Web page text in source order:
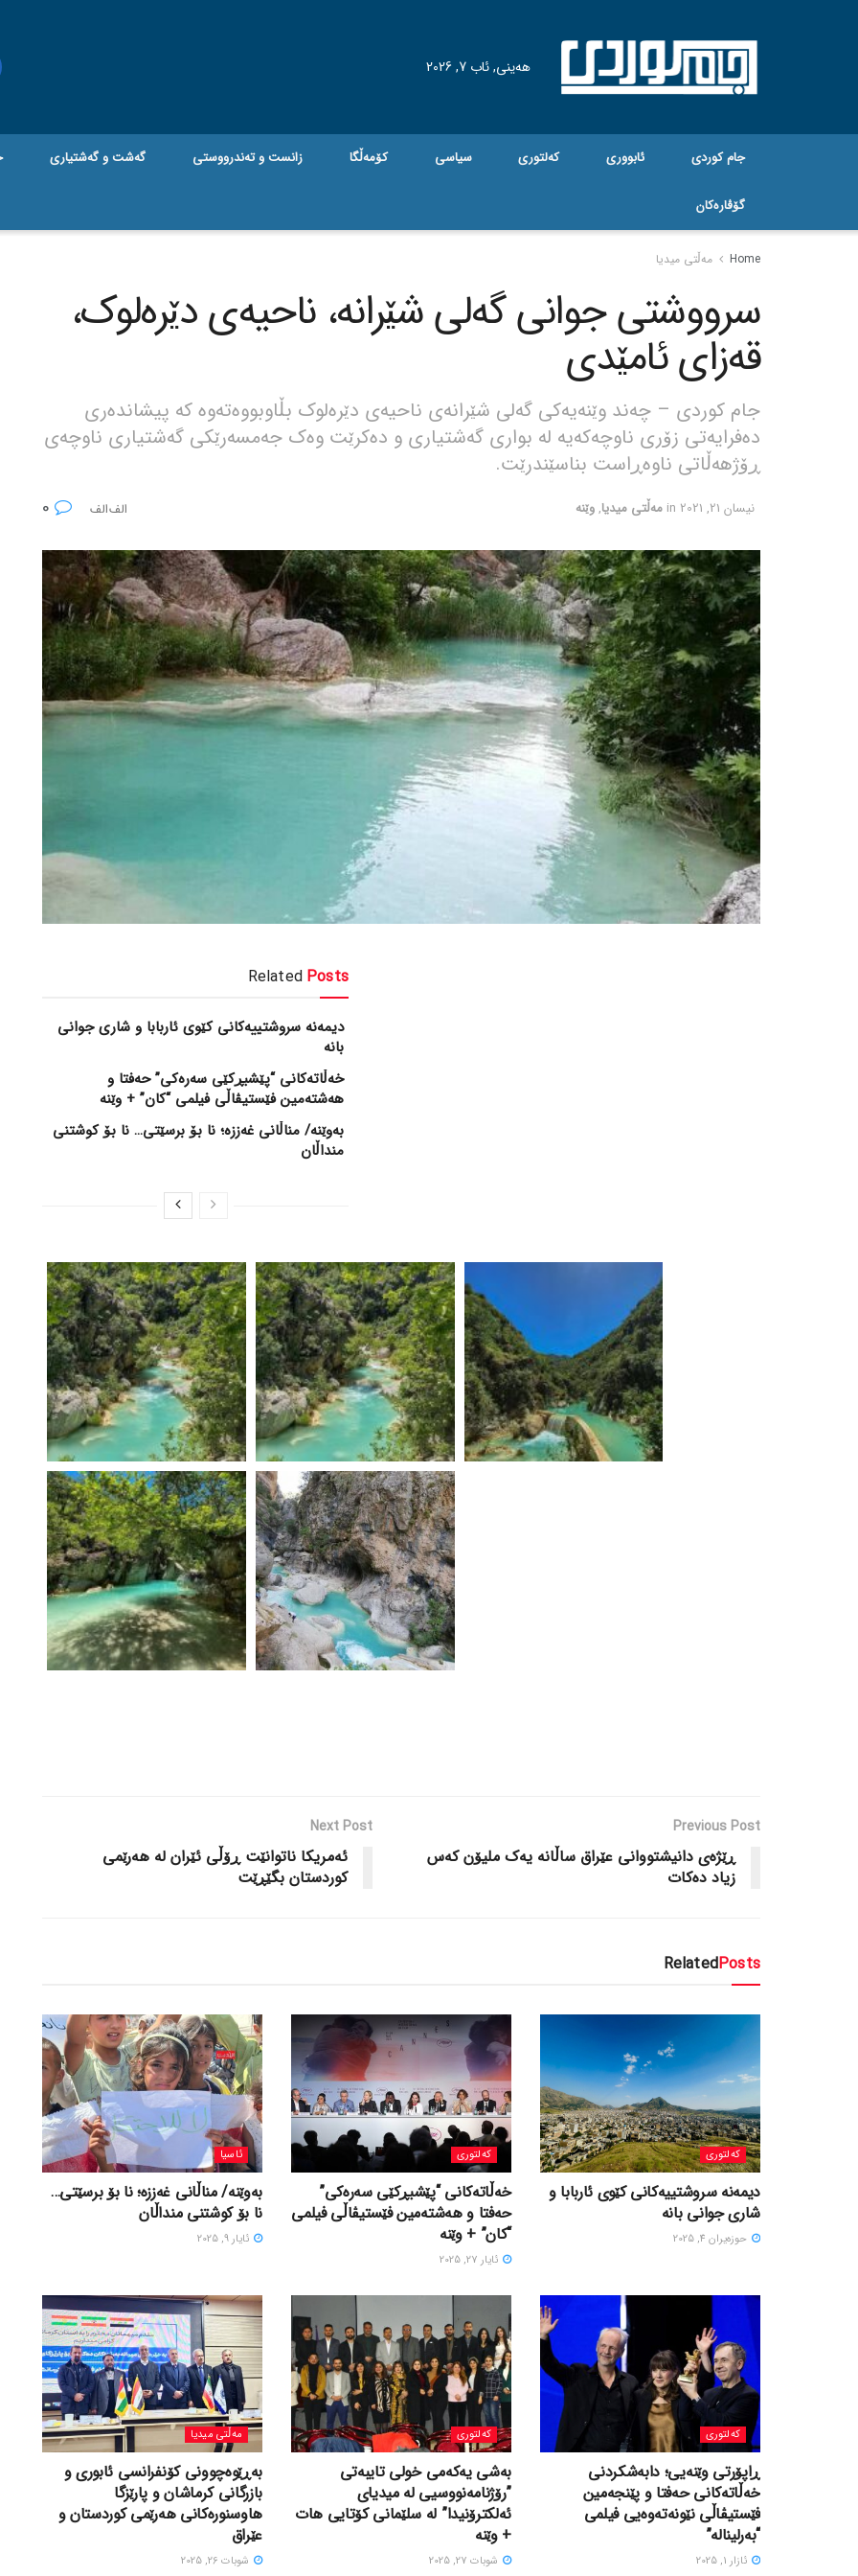
هه‌ینی, ئاب 7, 2026
جام کوردی ئابووری کەلتوری سیاسی کۆمەڵگا زانست و تەندرووستی گه‌شت و گه‌شتیاری
گۆڤاره‌کان
Home مەڵتی میدیا
سرووشتی جوانی گەلی شێرانە، ناحیەی دێرەلوک،
قەزای ئامێدی
جام کوردی – چەند وێنەیەکی گەلی شێرانەی ناحیەی دێرەلوک بڵاوبووەتەوە کە پیشاندەری
دەفرایەتی زۆری ناوچەکەیە لە بواری گەشتیاری و دەکرێت وەک جەمسەرێکی گەشتیاری ناوچەی
ڕۆژهەڵاتی ناوەڕاست بناسێندرێت.
نیسان 21, 2021 in مەڵتی میدیا,وێنە
Related Posts
‎دیمەنە سروشتییەكانی كێوی ئاربابا و شاری جوانی
بانە
خه‌ڵاته‌کانی “پێشبڕکێی سه‌ره‌کی” حه‌فتا و
هه‌شته‌مین فێستیڤاڵی فیلمی “کان” + وێنە
بەوێنە/ مناڵانی غەززە؛ نا بۆ برسێتی… نا بۆ کوشتنی
منداڵان
Previous Post
ڕێژەی دانیشتووانی عێراق ساڵانە یەک ملیۆن کەس
زیاد دەکات
Next Post
ئەمریکا ناتوانێت ڕۆڵی ئێران لە هەرێمی
کوردستان بگێڕێت
RelatedPosts
کەلتوری
‎دیمەنە سروشتییەكانی كێوی ئاربابا و
شاری جوانی بانە
حوزه‌یران 4, 2025
کەلتوری
خه‌ڵاته‌کانی “پێشبڕکێی سه‌ره‌کی”
حه‌فتا و هه‌شته‌مین فێستیڤاڵی فیلمی
“کان” + وێنە
ئایار 27, 2025
ئاسیا
بەوێنە/ مناڵانی غەززە؛ نا بۆ برسێتی…
نا بۆ کوشتنی منداڵان
ئایار 9, 2025
کەلتوری
ڕاپۆرتی وێنەیی؛ دابەشکردنی
خه‌ڵاته‌کانی حه‌فتا و پێنجه‌مین
فێستیڤاڵی نێونه‌ته‌وه‌یی فیلمی
“بەرلیناله”
ئازار 1, 2025
کەلتوری
بەشی یەکەمی خولی تایبەتی
”رۆژنامەنووسیی لە میدیای
ئەلكترۆنیدا” لە سلێمانی کۆتایی هات
+ وێنە
شوبات 27, 2025
مەڵتی میدیا
بەڕێوەچوونی کۆنفرانسی ئابوری و
بازرگانی کرماشان و پارێزگا
هاوسنورەکانی هەرێمی کوردستان و
عێراق
شوبات 26, 2025